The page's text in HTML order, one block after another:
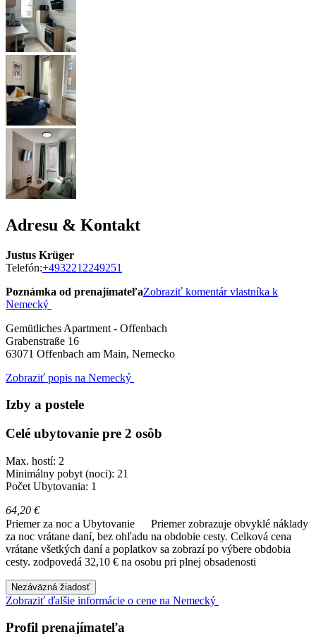
Adresu & Kontakt
Justus Krüger
Telefón:+4932212249251
Poznámka od prenajímateľaZobraziť komentár vlastníka k
Nemecký
Gemütliches Apartment - Offenbach
Grabenstraße 16
63071 Offenbach am Main, Nemecko
Zobraziť popis na Nemecký
Izby a postele
Celé ubytovanie pre 2 osôb
Max. hostí: 2
Minimálny pobyt (noci): 21
Počet Ubytovania: 1
64,20 €
Priemer za noc a Ubytovanie
Priemer zobrazuje obvyklé náklady
za noc vrátane daní, bez ohľadu na obdobie cesty. Celková cena
vrátane všetkých daní a poplatkov sa zobrazí po výbere obdobia
cesty. zodpovedá 32,10 € na osobu pri plnej obsadenosti
Nezáväzná žiadosť
Zobraziť ďalšie informácie o cene na Nemecký
Profil prenajímateľa